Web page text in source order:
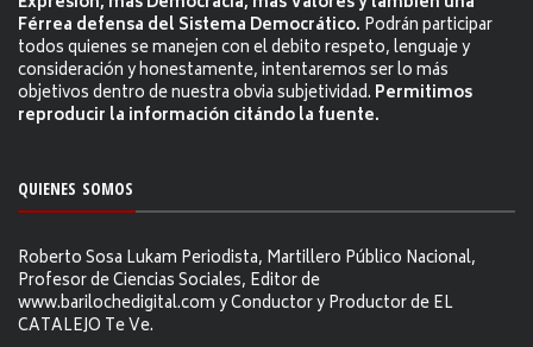
Férrea defensa del Sistema Democrático. Podrán participar
todos quienes se manejen con el debito respeto, lenguaje y
consideración y honestamente, intentaremos ser lo más
objetivos dentro de nuestra obvia subjetividad. Permitimos
reproducir la información citándo la fuente.
QUIENES SOMOS
Roberto Sosa Lukam Periodista, Martillero Público Nacional,
Profesor de Ciencias Sociales, Editor de
www.barilochedigital.com y Conductor y Productor de EL
CATALEJO Te Ve.